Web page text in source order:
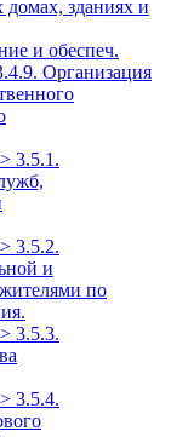
зданиях и
и обеспеч.
Организация
3.5.1.
3.5.2.
и
по
3.5.3.
3.5.4.